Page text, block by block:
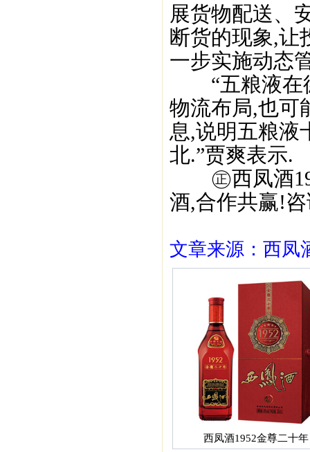
展货物配送、
断货的现象,让
一步实施动态
“五粮液在
物流布局,也可
息,说明五粮液
北.”贾爽表示.
㊣西凤酒
酒,合作共赢!咨
文章来源：西凤
西凤酒1952金尊二十年